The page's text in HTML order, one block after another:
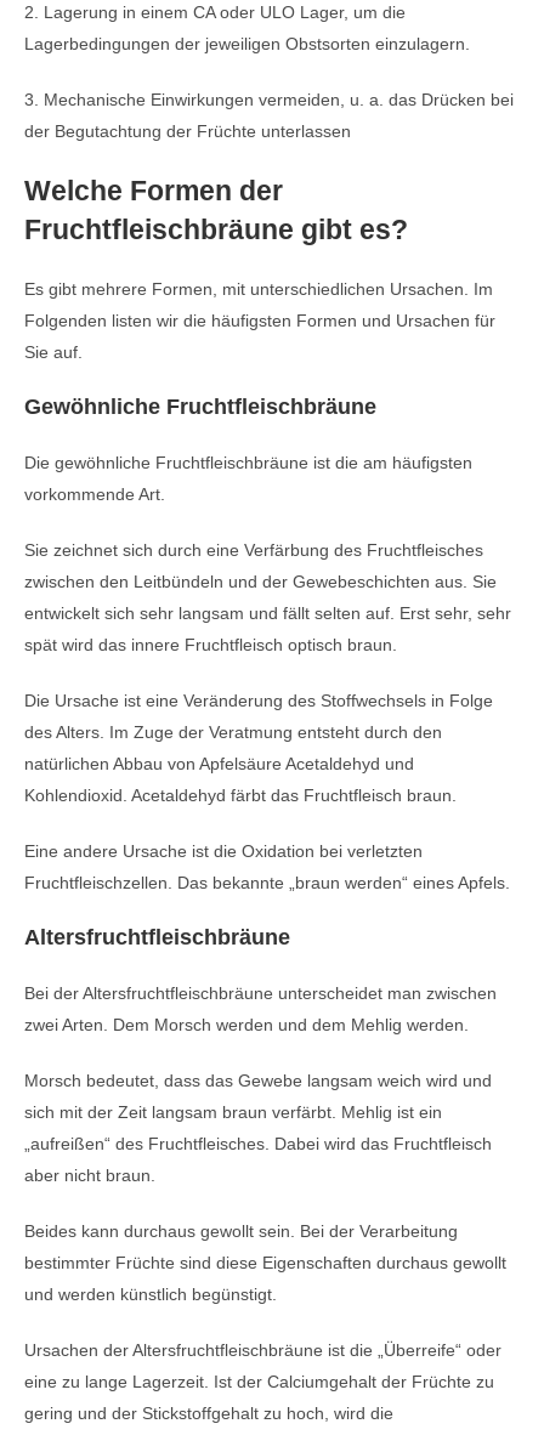
2. Lagerung in einem CA oder ULO Lager, um die
Lagerbedingungen der jeweiligen Obstsorten einzulagern.
3. Mechanische Einwirkungen vermeiden, u. a. das Drücken bei
der Begutachtung der Früchte unterlassen
Welche Formen der
Fruchtfleischbräune gibt es?
Es gibt mehrere Formen, mit unterschiedlichen Ursachen. Im
Folgenden listen wir die häufigsten Formen und Ursachen für
Sie auf.
Gewöhnliche Fruchtfleischbräune
Die gewöhnliche Fruchtfleischbräune ist die am häufigsten
vorkommende Art.
Sie zeichnet sich durch eine Verfärbung des Fruchtfleisches
zwischen den Leitbündeln und der Gewebeschichten aus. Sie
entwickelt sich sehr langsam und fällt selten auf. Erst sehr, sehr
spät wird das innere Fruchtfleisch optisch braun.
Die Ursache ist eine Veränderung des Stoffwechsels in Folge
des Alters. Im Zuge der Veratmung entsteht durch den
natürlichen Abbau von Apfelsäure Acetaldehyd und
Kohlendioxid. Acetaldehyd färbt das Fruchtfleisch braun.
Eine andere Ursache ist die Oxidation bei verletzten
Fruchtfleischzellen. Das bekannte „braun werden“ eines Apfels.
Altersfruchtfleischbräune
Bei der Altersfruchtfleischbräune unterscheidet man zwischen
zwei Arten. Dem Morsch werden und dem Mehlig werden.
Morsch bedeutet, dass das Gewebe langsam weich wird und
sich mit der Zeit langsam braun verfärbt. Mehlig ist ein
„aufreißen“ des Fruchtfleisches. Dabei wird das Fruchtfleisch
aber nicht braun.
Beides kann durchaus gewollt sein. Bei der Verarbeitung
bestimmter Früchte sind diese Eigenschaften durchaus gewollt
und werden künstlich begünstigt.
Ursachen der Altersfruchtfleischbräune ist die „Überreife“ oder
eine zu lange Lagerzeit. Ist der Calciumgehalt der Früchte zu
gering und der Stickstoffgehalt zu hoch, wird die